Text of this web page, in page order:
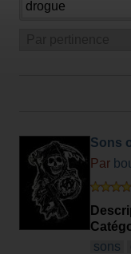
Sons
Par
sons